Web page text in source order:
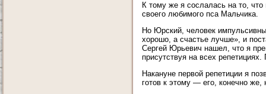
К тому же я сослалась на то, что
своего любимого пса Мальчика.
Но Юрский, человек
хорошо, а счастье лучше», и
Сергей Юрьевич нашел, что я
присутствуя на всех
Накануне первой репетиции я
готов к этому — его, конечно же,